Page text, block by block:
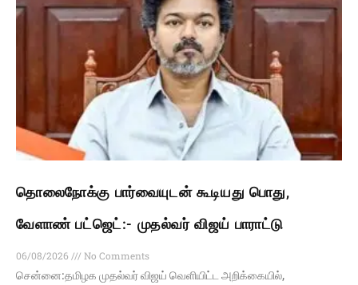
தொலைநோக்கு பார்வையுடன் கூடியது பொது,
வேளாண் பட்ஜெட்:- முதல்வர் விஜய் பாராட்டு
06/08/2026
No Comments
சென்னை:தமிழக முதல்வர் விஜய் வெளியிட்ட அறிக்கையில்,